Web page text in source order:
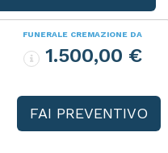
FUNERALE CREMAZIONE DA
1.500,00 €
FAI PREVENTIVO